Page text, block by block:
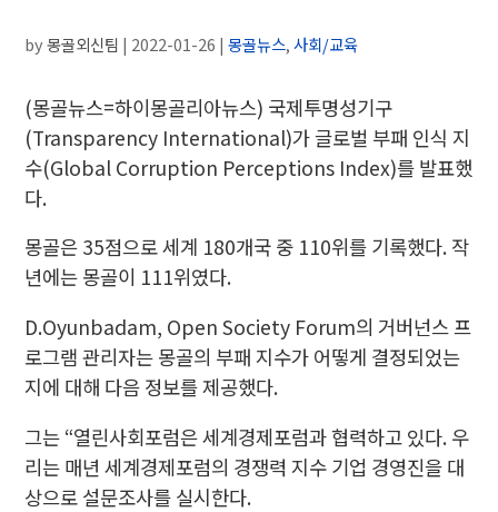
by몽골외신팀 | 2022-01-26 |몽골뉴스,사회/교육
(몽골뉴스=하이몽골리아뉴스) 국제투명성기구
(Transparency International)가 글로벌 부패 인식 지
수(Global Corruption Perceptions Index)를 발표했
다.
몽골은 35점으로 세계 180개국 중 110위를 기록했다. 작
년에는 몽골이 111위였다.
D.Oyunbadam, Open Society Forum의 거버넌스 프
로그램 관리자는 몽골의 부패 지수가 어떻게 결정되었는
지에 대해 다음 정보를 제공했다.
그는 “열린사회포럼은 세계경제포럼과 협력하고 있다. 우
리는 매년 세계경제포럼의 경쟁력 지수 기업 경영진을 대
상으로 설문조사를 실시한다.